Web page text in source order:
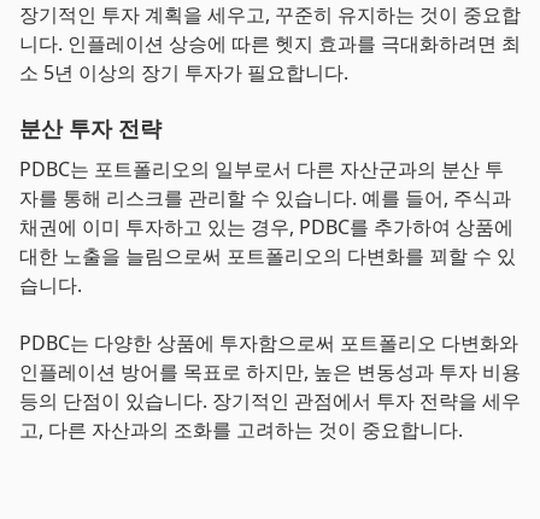
장기적인 투자 계획을 세우고, 꾸준히 유지하는 것이 중요합
니다. 인플레이션 상승에 따른 헷지 효과를 극대화하려면 최
소 5년 이상의 장기 투자가 필요합니다.
분산 투자 전략
PDBC는 포트폴리오의 일부로서 다른 자산군과의 분산 투
자를 통해 리스크를 관리할 수 있습니다. 예를 들어, 주식과
채권에 이미 투자하고 있는 경우, PDBC를 추가하여 상품에
대한 노출을 늘림으로써 포트폴리오의 다변화를 꾀할 수 있
습니다.
PDBC는 다양한 상품에 투자함으로써 포트폴리오 다변화와
인플레이션 방어를 목표로 하지만, 높은 변동성과 투자 비용
등의 단점이 있습니다. 장기적인 관점에서 투자 전략을 세우
고, 다른 자산과의 조화를 고려하는 것이 중요합니다.